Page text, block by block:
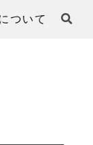
ついて